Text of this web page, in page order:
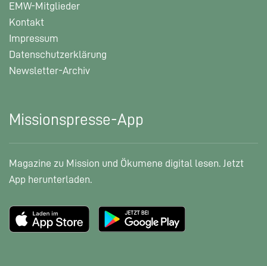
EMW-Mitglieder
Kontakt
Impressum
Datenschutzerklärung
Newsletter-Archiv
Missionspresse-App
Magazine zu Mission und Ökumene digital lesen. Jetzt
App herunterladen.